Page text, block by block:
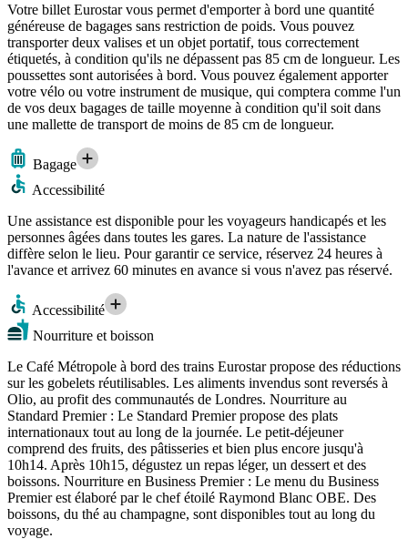
Votre billet Eurostar vous permet d'emporter à bord une quantité
généreuse de bagages sans restriction de poids. Vous pouvez
transporter deux valises et un objet portatif, tous correctement
étiquetés, à condition qu'ils ne dépassent pas 85 cm de longueur. Les
poussettes sont autorisées à bord. Vous pouvez également apporter
votre vélo ou votre instrument de musique, qui comptera comme l'un
de vos deux bagages de taille moyenne à condition qu'il soit dans
une mallette de transport de moins de 85 cm de longueur.
Bagage
Accessibilité
Une assistance est disponible pour les voyageurs handicapés et les
personnes âgées dans toutes les gares. La nature de l'assistance
diffère selon le lieu. Pour garantir ce service, réservez 24 heures à
l'avance et arrivez 60 minutes en avance si vous n'avez pas réservé.
Accessibilité
Nourriture et boisson
Le Café Métropole à bord des trains Eurostar propose des réductions
sur les gobelets réutilisables. Les aliments invendus sont reversés à
Olio, au profit des communautés de Londres. Nourriture au
Standard Premier : Le Standard Premier propose des plats
internationaux tout au long de la journée. Le petit-déjeuner
comprend des fruits, des pâtisseries et bien plus encore jusqu'à
10h14. Après 10h15, dégustez un repas léger, un dessert et des
boissons. Nourriture en Business Premier : Le menu du Business
Premier est élaboré par le chef étoilé Raymond Blanc OBE. Des
boissons, du thé au champagne, sont disponibles tout au long du
voyage.